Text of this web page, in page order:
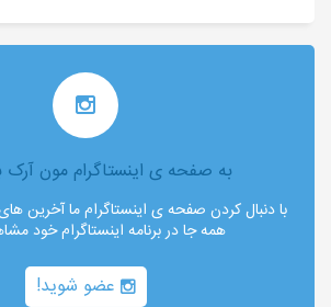
به صفحه ی اینستاگرام مون آرک
با دنبال کردن صفحه ی اینستاگرام ما آخرین
همه جا در برنامه اینستاگرام خود
عضو شوید!